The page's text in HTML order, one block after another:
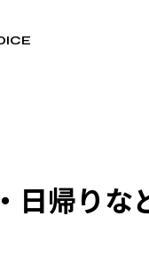
日帰りな